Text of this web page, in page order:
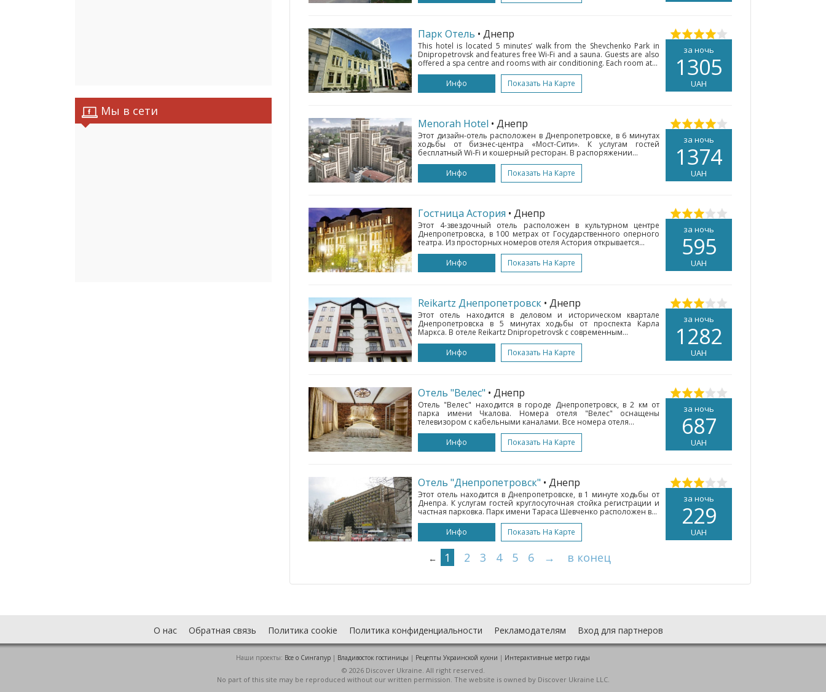
Мы в сети
за ночь
1305
UAH
Парк Отель • Днепр
This hotel is located 5 minutes’ walk from the Shevchenko Park in
Dnipropetrovsk and features free Wi-Fi and a sauna. Guests are also
offered a spa centre and rooms with air conditioning. Each room at...
Инфо
Показать На Карте
за ночь
1374
UAH
Menorah Hotel • Днепр
Этот дизайн-отель расположен в Днепропетровске, в 6 минутах
ходьбы от бизнес-центра «Мост-Сити». К услугам гостей
бесплатный Wi-Fi и кошерный ресторан. В распоряжении...
Инфо
Показать На Карте
за ночь
595
UAH
Гостница Астория • Днепр
Этот 4-звездочный отель расположен в культурном центре
Днепропетровска, в 100 метрах от Государственного оперного
театра. Из просторных номеров отеля Астория открывается...
Инфо
Показать На Карте
за ночь
1282
UAH
Reikartz Днепропетровск • Днепр
Этот отель находится в деловом и историческом квартале
Днепропетровска в 5 минутах ходьбы от проспекта Карла
Маркса. В отеле Reikartz Dnipropetrovsk с современным...
Инфо
Показать На Карте
за ночь
687
UAH
Отель "Велес" • Днепр
Отель "Велес" находится в городе Днепропетровск, в 2 км от
парка имени Чкалова. Номера отеля "Велес" оснащены
телевизором с кабельными каналами. Все номера отеля...
Инфо
Показать На Карте
за ночь
229
UAH
Отель "Днепропетровск" • Днепр
Этот отель находится в Днепропетровске, в 1 минуте ходьбы от
Днепра. К услугам гостей круглосуточная стойка регистрации и
частная парковка. Парк имени Тараса Шевченко расположен в...
Инфо
Показать На Карте
← 1 2 3 4 5 6 → в конец
О нас Обратная связь Политика cookie Политика конфиденциальности Рекламодателям Вход для партнеров
Наши проекты: Все о Cингапур | Владивосток гостиницы | Рецепты Украинской кухни | Интерактивные метро гиды
© 2026 Discover Ukraine. All right reserved.
No part of this site may be reproduced without our written permission. The website is owned by Discover Ukraine LLC.